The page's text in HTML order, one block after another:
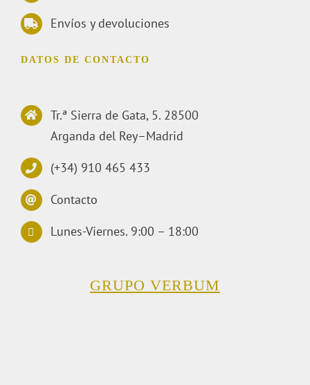
Envíos y devoluciones
DATOS DE CONTACTO
Tr.ª Sierra de Gata, 5. 28500
Arganda del Rey–Madrid
(+34) 910 465 433
Contacto
Lunes-Viernes. 9:00 – 18:00
GRUPO VERBUM